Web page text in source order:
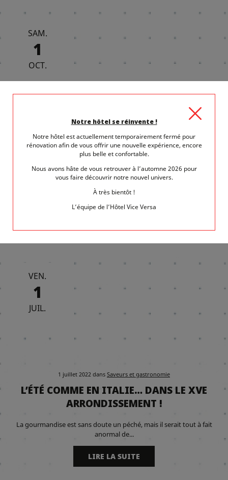
SAM.
1
OCT.
UNE JOURNÉE DE NOVEMBRE DANS LE
XVE ARRONDISSEMENT
Le XVe arrondissement de Paris est un des plus variés et des plus
dynamiques de...
LIRE LA SUITE
VEN.
1
JUIL.
1 juillet 2022 dans Saveurs et gastronomie
L’ÉTÉ COMME EN ITALIE… DANS LE XVE
ARRONDISSEMENT !
La gourmandise est sans doute un péché, mais il serait tout à fait
anormal de...
LIRE LA SUITE
Notre hôtel se réinvente !
Notre hôtel est actuellement temporairement fermé pour
rénovation afin de vous offrir une nouvelle expérience, encore
plus belle et confortable.
Nous avons hâte de vous retrouver à l’automne 2026 pour
vous faire découvrir notre nouvel univers.
À très bientôt !
L’équipe de l’Hôtel Vice Versa